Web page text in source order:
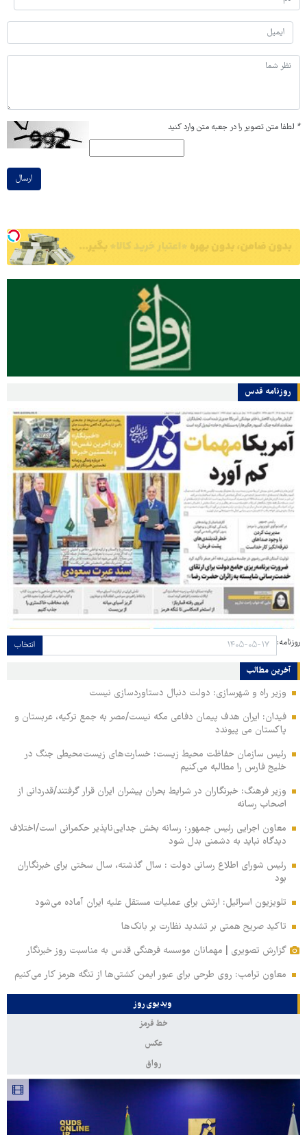
* لطفا متن تصویر را در جعبه متن وارد کنید
ارسال
روزنامه قدس
روزنامه: انتخاب
آخرین مطالب
وزیر راه و شهرسازی: دولت دنبال دستاوردسازی نیست
فیدان: ایران هدف پیمان دفاعی مکه نیست/مصر به جمع ترکیه، عربستان و
پاکستان می پیوندد
رئیس سازمان حفاظت محیط زیست: خسارت‌های زیست‌محیطی جنگ در
خلیج فارس را مطالبه‌ می‌کنیم
وزیر فرهنگ: خبرنگاران در شرایط بحران پیشران ایران قرار گرفتند/قدردانی از
اصحاب رسانه
معاون اجرایی رئیس جمهور: رسانه بخش جدایی‌ناپذیر حکمرانی است/اختلاف
دیدگاه نباید به دشمنی بدل شود
رئیس شورای اطلاع رسانی دولت : سال گذشته، سال سختی برای خبرنگاران
بود
تلویزیون اسرائیل: ارتش برای عملیات مستقل علیه ایران آماده می‌شود
تاکید صریح همتی بر تشدید نظارت بر بانک‌ها
گزارش تصویری | مهمانان موسسه فرهنگی قدس به مناسبت روز خبرنگار
معاون ترامپ: روی طرحی برای عبور ایمن کشتی‌ها از تنگه هرمز کار می‌کنیم
ویدیوی روز
خط قرمز
عکس
رواق